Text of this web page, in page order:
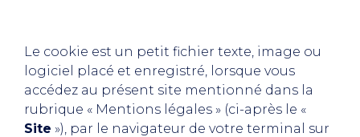
Le cookie est un petit fichier texte, image ou
logiciel placé et enregistré, lorsque vous
accédez au présent site mentionné dans la
rubrique « Mentions légales » (ci-après le «
Site »), par le navigateur de votre terminal sur